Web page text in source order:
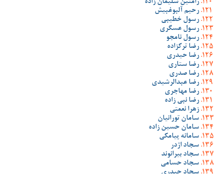
رامتین سلیمان زاده
رحیم آلبوغبیش
رسول خطیبی
رسول عسگری
رسول نامجو
رضا ترکزاده
رضا حیدری
رضا ستاری
رضا صدری
رضا عبدالرشیدی
رضا مهاجری
رضا نبی زاده
زهرا نعمتی
سامان تورانیان
سامان حسین زاده
سامانه پیامکی
سجاد اژدر
سجاد بیرانوند
سجاد حسامی